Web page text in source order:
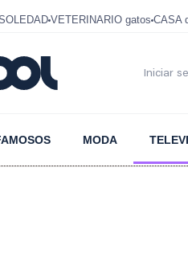
VETERINARIO gatos CASA
Iniciar
MODA